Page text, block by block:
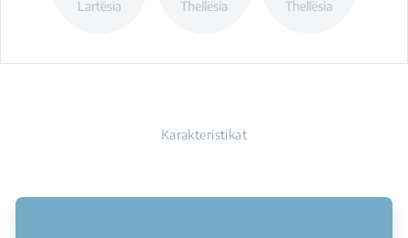
Lartësia Thellësia Thellësia
Karakteristikat